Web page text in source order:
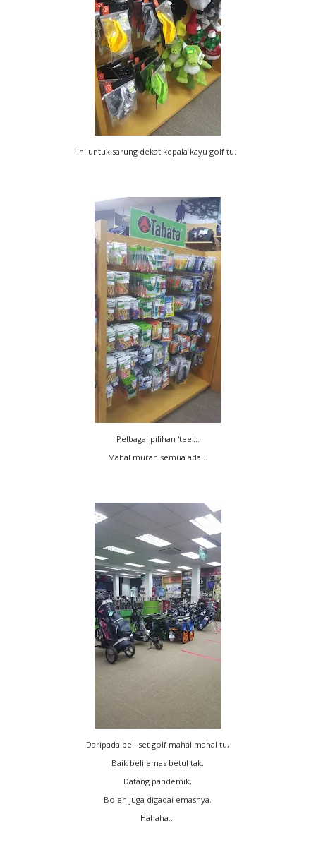
Ini untuk sarung dekat kepala kayu golf tu.
Pelbagai pilihan 'tee'...
Mahal murah semua ada...
Daripada beli set golf mahal mahal tu,
Baik beli emas betul tak.
Datang pandemik,
Boleh juga digadai emasnya.
Hahaha...